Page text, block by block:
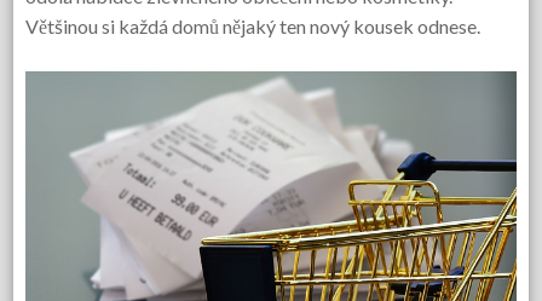
Většinou si každá domů nějaký ten nový kousek odnese.